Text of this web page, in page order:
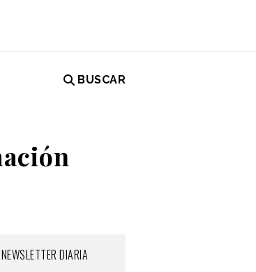
BUSCAR
DIARIA